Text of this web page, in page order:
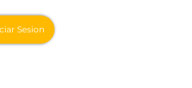
Sesion